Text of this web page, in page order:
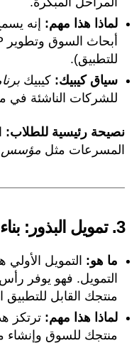
لماذا هذا مهم: إنه
للتطبيق).
سياق كيبيك: كيبيك
للشركات الناشئة في
نصيحة رئيسية للطلاب:
المسرعات مثل مؤسس
3. تمويل البذور:
ما هو: التمويل
التمويل. فهو يوفر
منتجك القابل للتطبيق
لماذا هذا مهم: ترتكز
منتجك للسوق وإنشاء